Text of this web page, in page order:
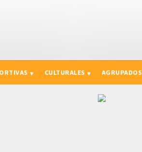
CULTURALES AGRUPADOS